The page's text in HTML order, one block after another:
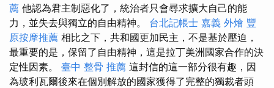
薦 他認為君主制惡化了，統治者只會尋求擴大自己的能
力，並失去與獨立的自由精神。 台北記帳士 嘉義 外燴 豐
原按摩推薦 相比之下，共和國更加民主，不是基於壓迫，
最重要的是，保留了自由精神，這是拉丁美洲國家合作的決
定性因素。 臺中 整骨 推薦 這封信的這一部分很有趣，因
為玻利瓦爾後來在個別解放的國家獲得了完整的獨裁者頭